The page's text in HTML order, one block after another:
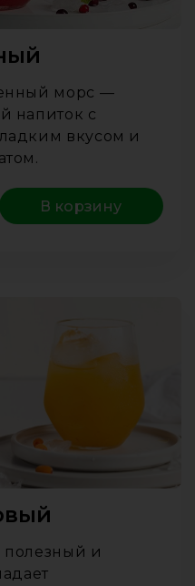
морс —
напиток с
вкусом и
В корзину
и